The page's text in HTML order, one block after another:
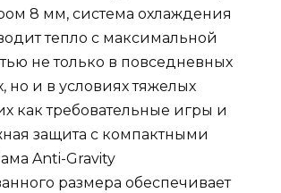
8 мм, система охлаждения
тепло с максимальной
не только в повседневных
но и в условиях тяжелых
как требовательные игры и
защита с компактными
Anti-Gravity
размера обеспечивает